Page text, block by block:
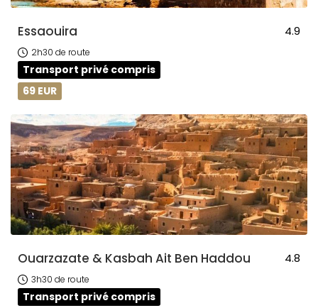
Essaouira 4.9
2h30 de route
Transport privé compris
69 EUR
Ouarzazate & Kasbah Ait Ben Haddou 4.8
3h30 de route
Transport privé compris